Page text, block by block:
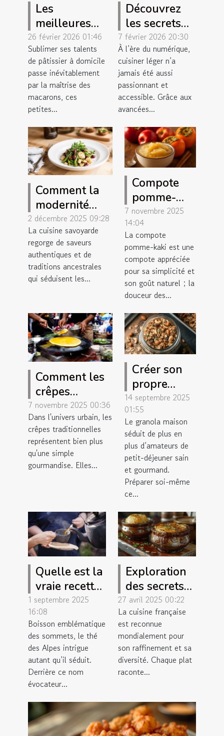
Les
meilleures
techniques
pour réussir
les macarons
à la maison
26 février 2026 01:46
Sublimer ses talents
de pâtissier à domicile
passe inévitablement
par la maîtrise des
macarons, ces
petites...
Découvrez
les secrets
des recettes
légères
transformées
par la
technologie
moderne
7 février 2026 20:30
À l’ère du numérique,
cuisiner léger n’a
jamais été aussi
passionnant et
accessible. Grâce aux
avancées...
Comment la
modernité
peut
réinventer les
recettes
traditionnelles
savoyardes ?
2 décembre 2025 09:28
La cuisine savoyarde
regorge de saveurs
authentiques et de
traditions ancestrales
qui séduisent les...
Compote
pomme-
kaki : en
vrac, bio &
sans sucres,
c’est la
meilleure !
7 novembre 2025
14:04
La compote
pomme-kaki est une
compote appréciée
pour sa simplicité et
son goût naturel ; la
douceur des...
Comment les
crêpes
traditionnelles
renforcent la
convivialité
urbaine ?
7 novembre 2025 00:36
Dans l'univers urbain, les
crêpes traditionnelles
représentent bien plus
qu'une simple
gourmandise. Elles...
Créer son
propre
granola
maison
pour un
petit-
déjeuner
sain
14 septembre 2025
01:55
Le granola maison
séduit de plus en
plus d’amateurs de
petit-déjeuner sain
et gourmand.
Préparer soi-même
ce...
Quelle est la
vraie recette
du thé des
Alpes ?
1 septembre 2025
16:08
Boisson emblématique
des sommets, le thé
des Alpes intrigue
autant qu’il séduit.
Derrière ce nom
évocateur...
Exploration
des secrets
des plats
classiques
français
revisités
27 avril 2025 00:22
La cuisine française
est reconnue
mondialement pour
son raffinement et sa
diversité. Chaque plat
raconte...